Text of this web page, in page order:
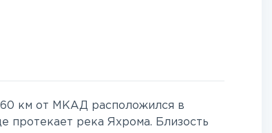
км от МКАД расположился в
протекает река Яхрома. Близость